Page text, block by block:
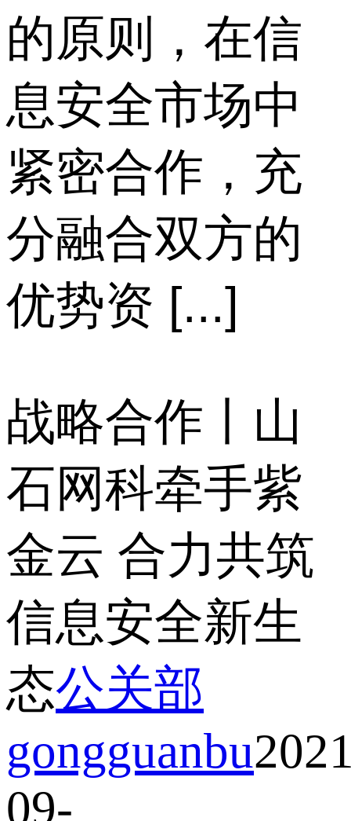
的原则，在信
息安全市场中
紧密合作，充
分融合双方的
优势资 [...]
战略合作丨山
石网科牵手紫
金云 合力共筑
信息安全新生
态公关部
gongguanbu
09-